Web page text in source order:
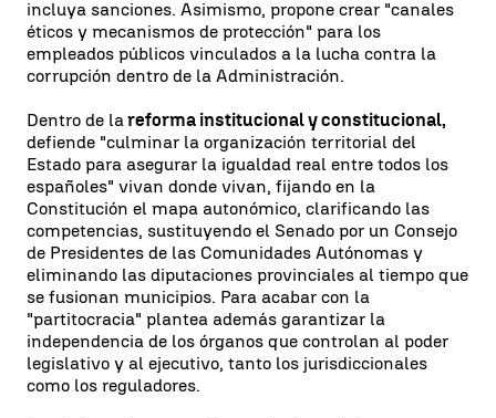
incluya sanciones. Asimismo, propone crear "canales
éticos y mecanismos de protección" para los
empleados públicos vinculados a la lucha contra la
corrupción dentro de la Administración.
Dentro de lareforma institucional y constitucional,
defiende "culminar la organización territorial del
Estado para asegurar la igualdad real entre todos los
españoles" vivan donde vivan, fijando en la
Constitución el mapa autonómico, clarificando las
competencias, sustituyendo el Senado por un Consejo
de Presidentes de las Comunidades Autónomas y
eliminando las diputaciones provinciales al tiempo que
se fusionan municipios. Para acabar con la
"partitocracia" plantea además garantizar la
independencia de los órganos que controlan al poder
legislativo y al ejecutivo, tanto los jurisdiccionales
como los reguladores.